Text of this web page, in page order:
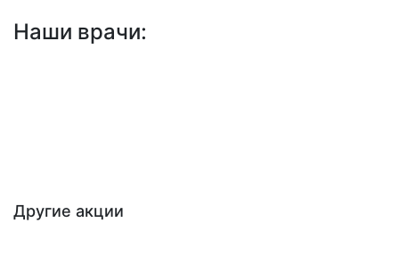
Наши врачи:
Другие акции